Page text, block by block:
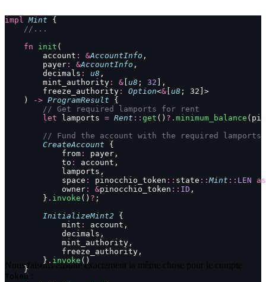
impl Mint {
    //...
    fn
init (
        account
: &AccountInfo ,
        payer
: &AccountInfo ,
        decimals
: u8 ,
        mint_authority
: & u8 ; 32 ],
        freeze_authority
: Option<& u8 ; 32]>
    )
-> ProgramResult {
        // Get required lamports for rent
        let
lamports = Rent :: get () ?. minimum_balance
        // Fund the account with the required lamports
        CreateAccount
{
            from
:
payer,
            to
:
account,
            lamports,
            space
: pinocchio_token :: state ::Mint :: LEN as
            owner
: &pinocchio_token :: ID ,
        }
. invoke () ? ;
        InitializeMint2
{
            mint
:
account,
            decimals,
            mint_authority,
            freeze_authority,
        }
. invoke ()
    }
Nous faisons ensuite exactement la même chose pour le compte
Token